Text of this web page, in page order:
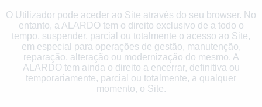
O Utilizador pode aceder ao Site através do seu browser. No
entanto, a ALARDO tem o direito exclusivo de a todo o
tempo, suspender, parcial ou totalmente o acesso ao Site,
em especial para operações de gestão, manutenção,
reparação, alteração ou modernização do mesmo. A
ALARDO tem ainda o direito a encerrar, definitiva ou
temporariamente, parcial ou totalmente, a qualquer
momento, o Site.